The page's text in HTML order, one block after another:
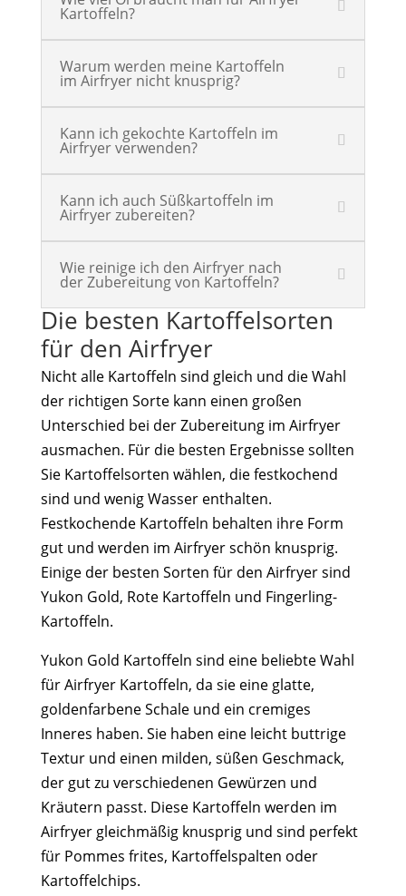
Kartoffeln?
Warum werden meine Kartoffeln
im Airfryer nicht knusprig?
Kann ich gekochte Kartoffeln im
Airfryer verwenden?
Kann ich auch Süßkartoffeln im
Airfryer zubereiten?
Wie reinige ich den Airfryer nach
der Zubereitung von Kartoffeln?
Die besten Kartoffelsorten
für den Airfryer
Nicht alle Kartoffeln sind gleich und die Wahl
der richtigen Sorte kann einen großen
Unterschied bei der Zubereitung im Airfryer
ausmachen. Für die besten Ergebnisse sollten
Sie Kartoffelsorten wählen, die festkochend
sind und wenig Wasser enthalten.
Festkochende Kartoffeln behalten ihre Form
gut und werden im Airfryer schön knusprig.
Einige der besten Sorten für den Airfryer sind
Yukon Gold, Rote Kartoffeln und Fingerling-
Kartoffeln.
Yukon Gold Kartoffeln sind eine beliebte Wahl
für Airfryer Kartoffeln, da sie eine glatte,
goldenfarbene Schale und ein cremiges
Inneres haben. Sie haben eine leicht buttrige
Textur und einen milden, süßen Geschmack,
der gut zu verschiedenen Gewürzen und
Kräutern passt. Diese Kartoffeln werden im
Airfryer gleichmäßig knusprig und sind perfekt
für Pommes frites, Kartoffelspalten oder
Kartoffelchips.